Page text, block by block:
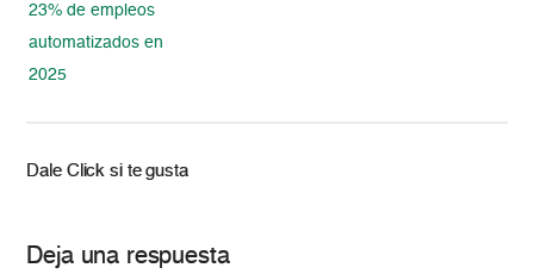
23% de empleos
automatizados en
2025
Dale Click si te gusta
Deja una respuesta